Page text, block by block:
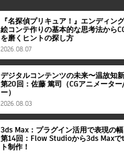
『名探偵プリキュア！』エンディ
絵コンテ作りの基本的な思考法から
を磨くヒントの探し方
2026.08.07
デジタルコンテンツの未来〜温故知
第20回：佐藤 篤司（CGアニメータ
ー）
2026.08.03
3ds Max：プラグイン活用で表現の幅
第14回：Flow Studioから3ds Max
ト制作！